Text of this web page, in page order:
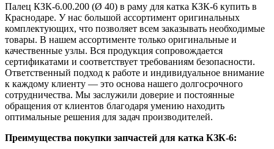
Палец КЗК-6.00.200 (Ø 40) в раму для катка КЗК-6 купить в
Краснодаре. У нас большой ассортимент оригинальных
комплектующих, что позволяет всем заказывать необходимые
товары. В нашем ассортименте только оригинальные и
качественные узлы. Вся продукция сопровождается
сертификатами и соответствует требованиям безопасности.
Ответственный подход к работе и индивидуальное внимание
к каждому клиенту — это основа нашего долгосрочного
сотрудничества. Мы заслужили доверие и постоянные
обращения от клиентов благодаря умению находить
оптимальные решения для задач производителей.
Преимущества покупки запчастей для катка КЗК-6: